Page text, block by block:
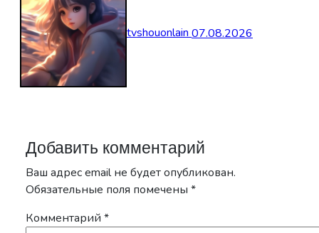
tvshouonlain07.08.2026
Добавить комментарий
Ваш адрес email не будет опубликован.
Обязательные поля помечены *
Комментарий *